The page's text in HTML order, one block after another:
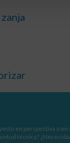
en perspectiva o en
técnica?